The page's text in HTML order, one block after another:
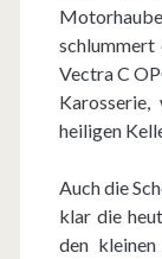
Vectra C
heiligen
Auch die
klar die
den